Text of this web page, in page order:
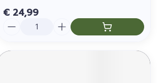
€ 24,99